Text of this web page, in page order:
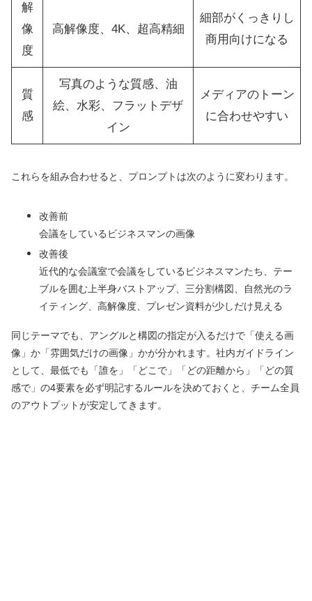
解
像
度
高解像度、4K、超高精細
細部がくっきりし
商用向けになる
質
感
写真のような質感、油
絵、水彩、フラットデザ
イン
メディアのトーン
に合わせやすい
これらを組み合わせると、プロンプトは次のように変わります。
改善前
会議をしているビジネスマンの画像
改善後
近代的な会議室で会議をしているビジネスマンたち、テー
ブルを囲む上半身バストアップ、三分割構図、自然光のラ
イティング、高解像度、プレゼン資料が少しだけ見える
同じテーマでも、アングルと構図の指定が入るだけで「使える画
像」か「雰囲気だけの画像」かが分かれます。社内ガイドライン
として、最低でも「誰を」「どこで」「どの距離から」「どの質
感で」の4要素を必ず明記するルールを決めておくと、チーム全員
のアウトプットが安定してきます。